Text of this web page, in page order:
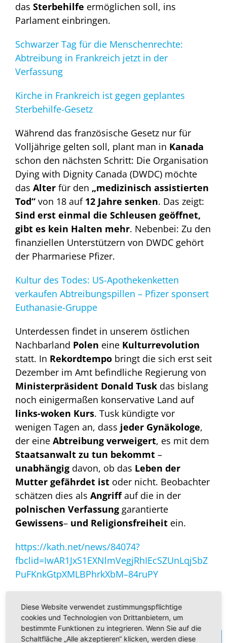
das Sterbehilfe ermöglichen soll, ins
Parlament einbringen.
Schwarzer Tag für die Menschenrechte:
Abtreibung in Frankreich jetzt in der
Verfassung
Kirche in Frankreich ist gegen geplantes
Sterbehilfe-Gesetz
Während das französische Gesetz nur für
Volljährige gelten soll, plant man in Kanada
schon den nächsten Schritt: Die Organisation
Dying with Dignity Canada (DWDC) möchte
das Alter für den „medizinisch assistierten
Tod“ von 18 auf 12 Jahre senken. Das zeigt:
Sind erst einmal die Schleusen geöffnet,
gibt es kein Halten mehr. Nebenbei: Zu den
finanziellen Unterstützern von DWDC gehört
der Pharmariese Pfizer.
Kultur des Todes: US-Apothekenketten
verkaufen Abtreibungspillen – Pfizer sponsert
Euthanasie-Gruppe
Unterdessen findet in unserem östlichen
Nachbarland Polen eine Kulturrevolution
statt. In Rekordtempo bringt die sich erst seit
Dezember im Amt befindliche Regierung von
Ministerpräsident Donald Tusk das bislang
noch einigermaßen konservative Land auf
links-woken Kurs. Tusk kündigte vor
wenigen Tagen an, dass jeder Gynäkologe,
der eine Abtreibung verweigert, es mit dem
Staatsanwalt zu tun bekommt –
unabhängig davon, ob das Leben der
Mutter gefährdet ist oder nicht. Beobachter
schätzen dies als Angriffauf die in der
polnischen Verfassung garantierte
Gewissens– und Religionsfreiheit ein.
https://kath.net/news/84074?
fbclid=IwAR1JxS1EXNlmVegjRhIEcSZUnLqjSbZ
PuFKnkGtpXMLBPhrkXbM–84ruPY
beunruhigend. Es breitet sich eineKultur des
Todesaus, eineKultur, die den Menschen
nur noch funktional sieht und ihm nicht mehr
Diese Website verwendet zustimmungspflichtige
cookies und Technologien von Drittanbietern, um
bestimmte Funktionen zu integrieren. Wenn Sie auf die
Schaltfläche „Alle akzeptieren“ klicken, werden diese